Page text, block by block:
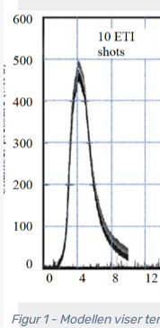
Figur 1 - Modellen viser